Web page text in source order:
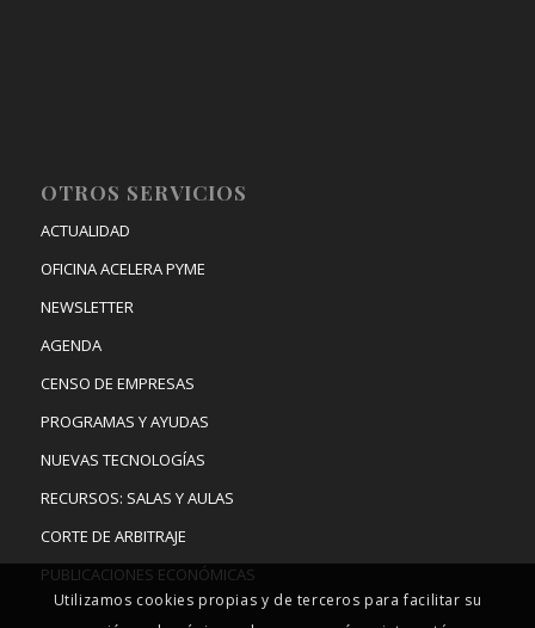
OTROS SERVICIOS
ACTUALIDAD
OFICINA ACELERA PYME
NEWSLETTER
AGENDA
CENSO DE EMPRESAS
PROGRAMAS Y AYUDAS
NUEVAS TECNOLOGÍAS
RECURSOS: SALAS Y AULAS
CORTE DE ARBITRAJE
PUBLICACIONES ECONÓMICAS
Utilizamos cookies propias y de terceros para facilitar su